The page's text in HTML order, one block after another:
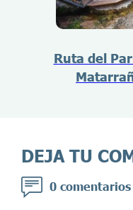
Ruta del
DEJA TU
0 comentarios